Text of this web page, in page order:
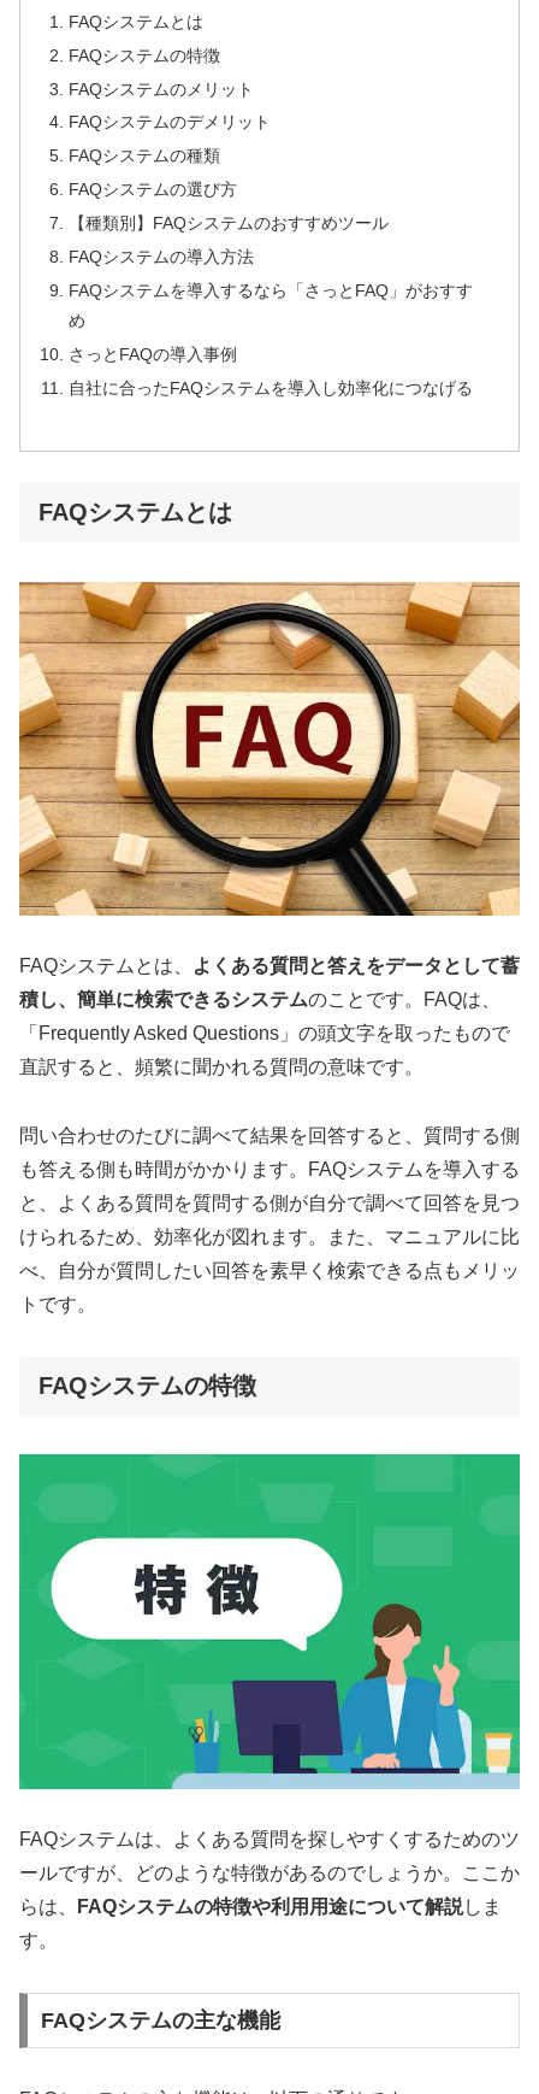
FAQシステムとは
FAQシステムの特徴
FAQシステムのメリット
FAQシステムのデメリット
FAQシステムの種類
FAQシステムの選び方
【種類別】FAQシステムのおすすめツール
FAQシステムの導入方法
FAQシステムを導入するなら「さっとFAQ」がおすす
め
さっとFAQの導入事例
自社に合ったFAQシステムを導入し効率化につなげる
FAQシステムとは
FAQシステムとは、
よくある質問と答えをデータとして蓄
積し、簡単に検索できるシステムのことです。FAQは、
「Frequently Asked Questions」の頭文字を取ったもので
直訳すると、頻繁に聞かれる質問の意味です。
問い合わせのたびに調べて結果を回答すると、質問する側
も答える側も時間がかかります。FAQシステムを導入する
と、よくある質問を質問する側が自分で調べて回答を見つ
けられるため、効率化が図れます。また、マニュアルに比
べ、自分が質問したい回答を素早く検索できる点もメリッ
トです。
FAQシステムの特徴
FAQシステムは、よくある質問を探しやすくするためのツ
ールですが、どのような特徴があるのでしょうか。ここか
らは、
FAQシステムの特徴や利用用途について解説しま
す。
FAQシステムの主な機能